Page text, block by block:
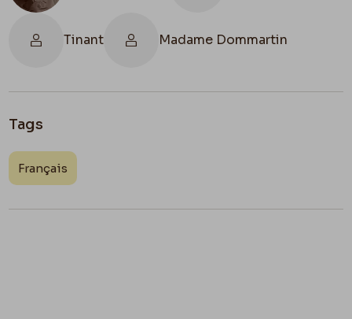
Tinant Madame Dommartin
Tags
Français